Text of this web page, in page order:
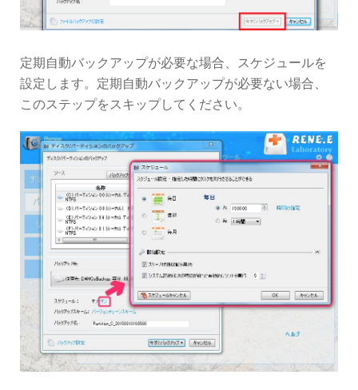
定期自動バックアップが必要な場合、スケジュールを
設定します。定期自動バックアップが必要ない場合、
このステップをスキップしてください。